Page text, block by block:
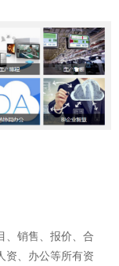
销售、报价、合
资、办公等所有资